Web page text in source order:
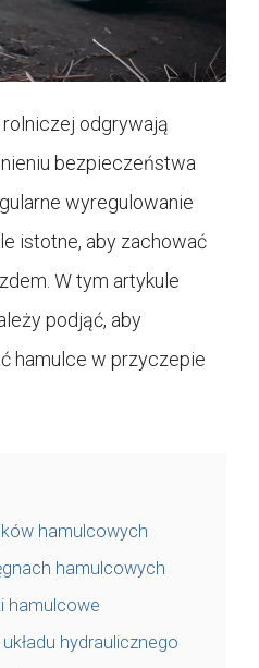
odgrywają
bezpieczeństwa
wyregulowanie
istotne, aby zachować
W tym artykule
podjąć, aby
hamulce w przyczepie
hamulcowych
hamulcowych
hamulcowe
hydraulicznego